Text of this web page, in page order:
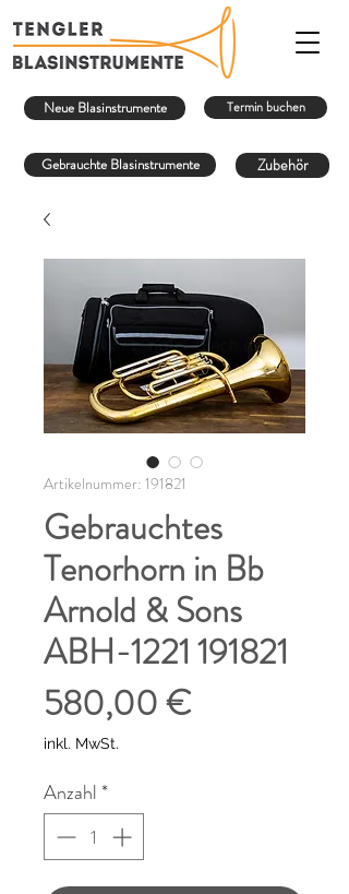
Gebrauchte Blasinstrumente Zubehör
Termin buchen
Neue Blasinstrumente
Artikelnummer: 191821
Gebrauchtes
Tenorhorn in Bb
Arnold & Sons
ABH-1221 191821
580,00 €
inkl. MwSt.
Anzahl *